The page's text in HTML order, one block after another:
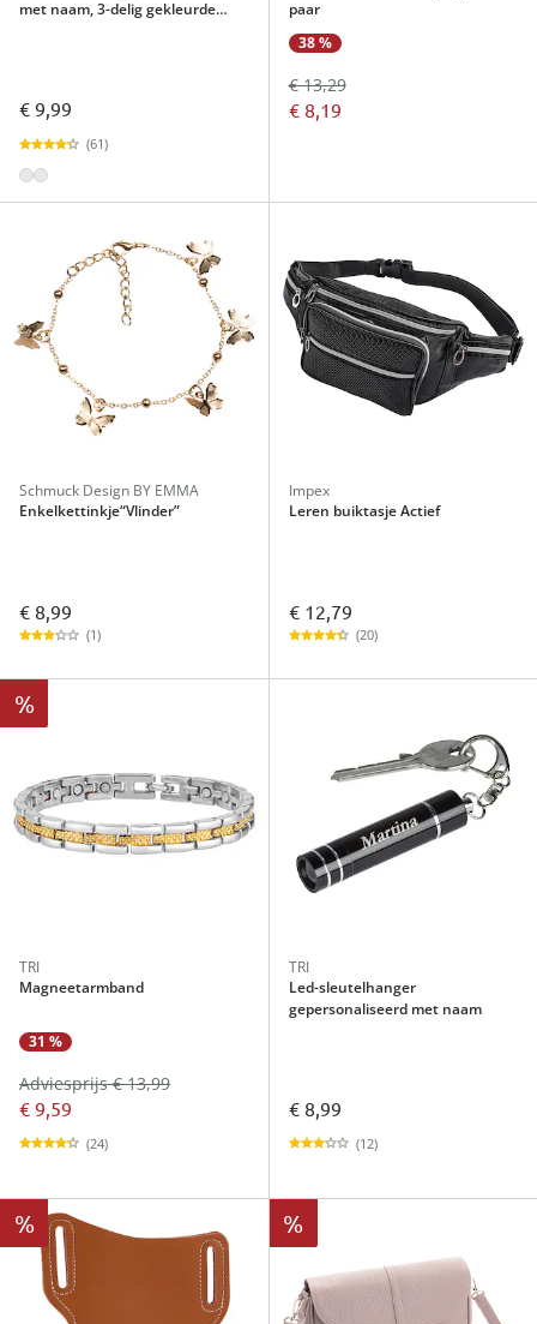
met naam, 3-delig gekleurde
€ 9,99
(61)
paar
38 %
€ 13,29
€ 8,19
Schmuck Design BY EMMA
Enkelkettinkje“Vlinder”
€ 8,99
(1)
Impex
Leren buiktasje Actief
€ 12,79
(20)
%
TRI
Magneetarmband
31 %
€ 9,59
Adviesprijs € 13,99
(24)
TRI
Led-sleutelhanger
gepersonaliseerd met naam
€ 8,99
(12)
% %